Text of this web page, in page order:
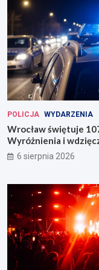
POLICJA WYDARZENIA
Wrocław świętuje
Wyróżnienia i
codzienności
6 sierpnia 2026